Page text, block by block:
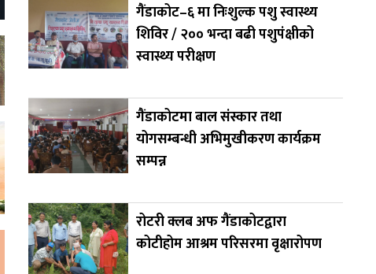
गैंडाकोट–६ मा निःशुल्क पशु स्वास्थ्य
शिविर / २०० भन्दा बढी पशुपंक्षीको
स्वास्थ्य परीक्षण
गैंडाकोटमा बाल संस्कार तथा
योगसम्बन्धी अभिमुखीकरण कार्यक्रम
सम्पन्न
रोटरी क्लब अफ गैंडाकोटद्वारा
कोटीहोम आश्रम परिसरमा वृक्षारोपण